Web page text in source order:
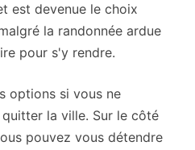
est devenue le choix
la randonnée ardue
pour s'y rendre.
options si vous ne
la ville. Sur le côté
pouvez vous détendre